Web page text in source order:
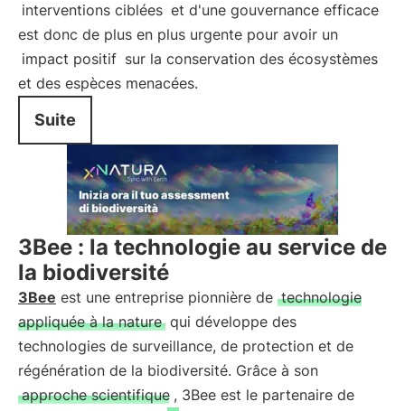
interventions ciblées et d'une gouvernance efficace
est donc de plus en plus urgente pour avoir un
impact positif sur la conservation des écosystèmes
et des espèces menacées.
Suite
3Bee : la technologie au service de
la biodiversité
3Bee est une entreprise pionnière de technologie
appliquée à la nature qui développe des
technologies de surveillance, de protection et de
régénération de la biodiversité. Grâce à son
approche scientifique , 3Bee est le partenaire de